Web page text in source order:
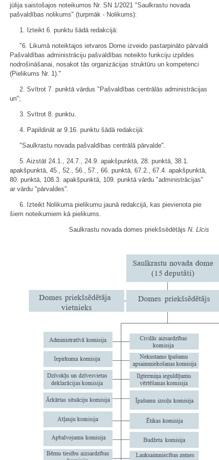
jūlija saistošajos noteikumos Nr. SN 1/2021 "Saulkrastu novada
pašvaldības nolikums" (turpmāk - Nolikums):
1. Izteikt 6. punktu šādā redakcijā:
"6. Likumā noteiktajos ietvaros Dome izveido pastarpināto pārvaldi
Pašvaldības administrāciju pašvaldības noteikto funkciju izpildes
nodrošināšanai, nosakot tās organizācijas struktūru un kompetenci
(Pielikums Nr. 1)."
2. Svītrot 7. punktā vārdus "Pašvaldības centrālās administrācijas
un";
3. Svītrot 8. punktu.
4. Papildināt ar 9.16. punktu šādā redakcijā:
"Saulkrastu novada pašvaldības centrālā pārvalde".
5. Aizstāt 24.1., 24.7., 24.9. apakšpunktā, 28. punktā, 38.1.
apakšpunktā, 45., 52., 56., 57., 66. punktā, 67.2., 67.4. apakšpunktā,
80. punktā, 108.3. apakšpunktā, 109. punktā vārdu "administrācijas"
ar vārdu "pārvaldes".
6. Izteikt Nolikuma pielikumu jaunā redakcijā, kas pievienota pie
šiem noteikumiem kā pielikums.
Saulkrastu novada domes priekšsēdētājs N. Līcis